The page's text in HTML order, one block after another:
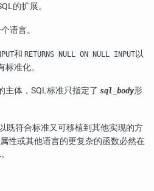
的扩展。
语言。
和 RETURNS NULL ON NULL INPUT以
准化。
主体，SQL标准只指定了 sql_body形
既符合标准又可移植到其他实现的方
性或其他语言的更复杂的函数必然在